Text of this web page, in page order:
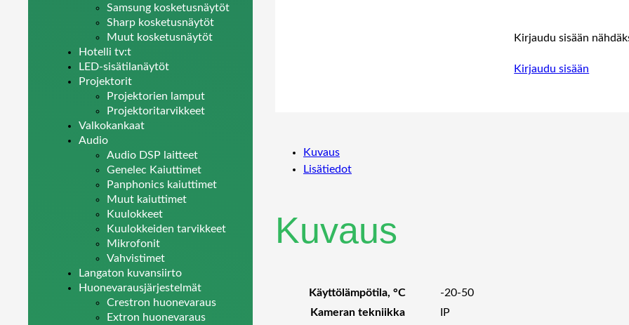
Samsung kosketusnäytöt
Sharp kosketusnäytöt
Muut kosketusnäytöt
Hotelli tv:t
LED-sisätilanäytöt
Projektorit
Projektorien lamput
Projektoritarvikkeet
Valkokankaat
Audio
Audio DSP laitteet
Genelec Kaiuttimet
Panphonics kaiuttimet
Muut kaiuttimet
Kuulokkeet
Kuulokkeiden tarvikkeet
Mikrofonit
Vahvistimet
Langaton kuvansiirto
Huonevarausjärjestelmät
Crestron huonevaraus
Extron huonevaraus
Kirjaudu sisään
Kirjaudu sisään
Kuvaus
Lisätiedot
Kuvaus
Käyttölämpötila, °C
-20-50
Kameran tekniikka
IP